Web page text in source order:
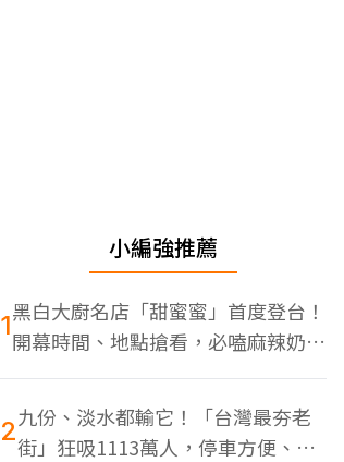
小編強推薦
1黑白大廚名店「甜蜜蜜」首度登台！
開幕時間、地點搶看，必嗑麻辣奶油
蝦
2九份、淡水都輸它！「台灣最夯老
街」狂吸1113萬人，停車方便、特